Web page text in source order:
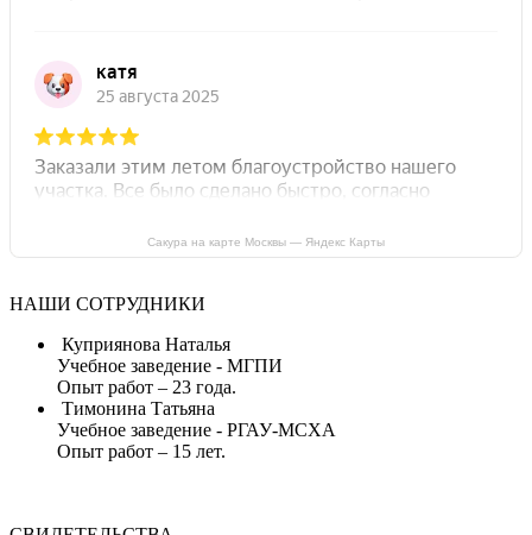
Сакура на карте Москвы — Яндекс Карты
НАШИ СОТРУДНИКИ
Куприянова Наталья
Учебное заведение - МГПИ
Опыт работ – 23 года.
Тимонина Татьяна
Учебное заведение - РГАУ-МСХА
Опыт работ – 15 лет.